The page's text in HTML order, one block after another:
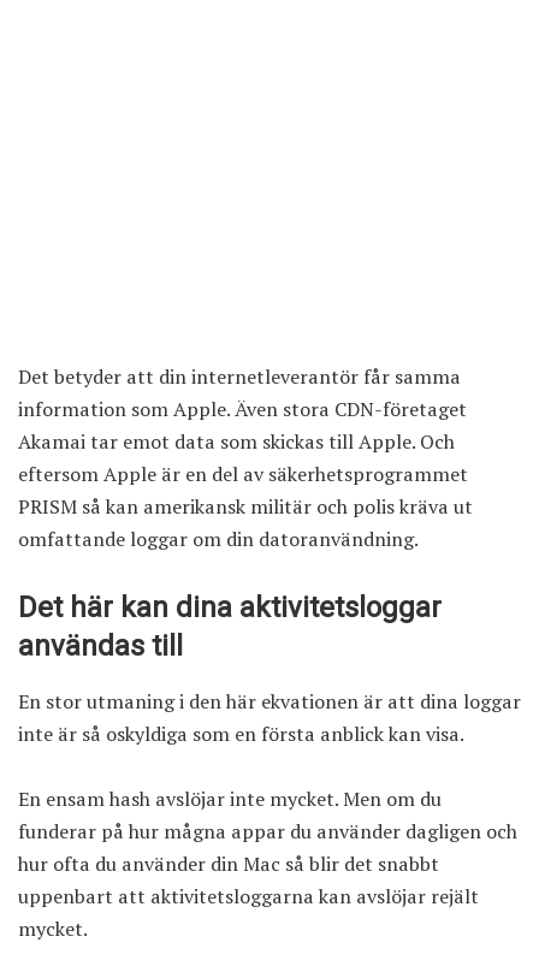
Det betyder att din internetleverantör får samma
information som Apple. Även stora CDN-företaget
Akamai tar emot data som skickas till Apple. Och
eftersom Apple är en del av säkerhetsprogrammet
PRISM så kan amerikansk militär och polis kräva ut
omfattande loggar om din datoranvändning.
Det här kan dina aktivitetsloggar
användas till
En stor utmaning i den här ekvationen är att dina loggar
inte är så oskyldiga som en första anblick kan visa.
En ensam hash avslöjar inte mycket. Men om du
funderar på hur mågna appar du använder dagligen och
hur ofta du använder din Mac så blir det snabbt
uppenbart att aktivitetsloggarna kan avslöjar rejält
mycket.